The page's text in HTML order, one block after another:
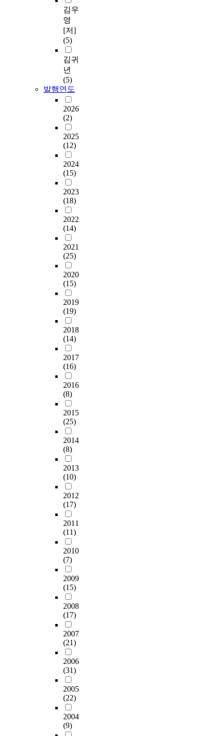
김우
영
[저]
(5)
김귀
년
(5)
발행연도
2026
(2)
2025
(12)
2024
(15)
2023
(18)
2022
(14)
2021
(25)
2020
(15)
2019
(19)
2018
(14)
2017
(16)
2016
(8)
2015
(25)
2014
(8)
2013
(10)
2012
(17)
2011
(11)
2010
(7)
2009
(15)
2008
(17)
2007
(21)
2006
(31)
2005
(22)
2004
(9)